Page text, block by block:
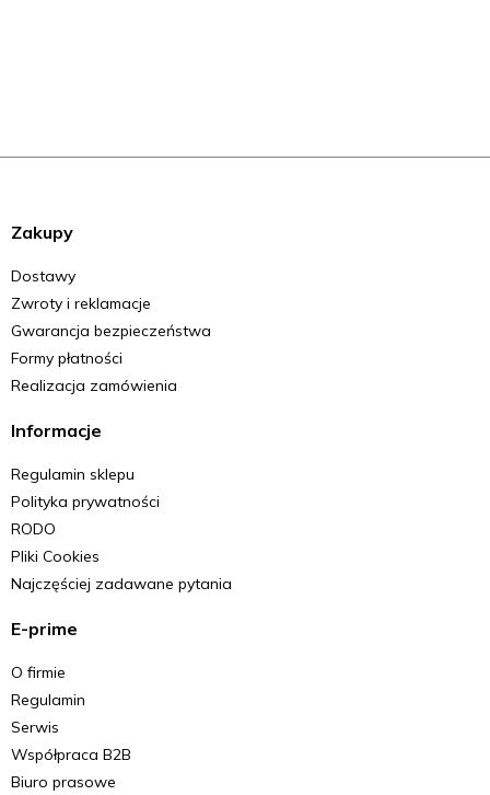
Zakupy
Dostawy
Zwroty i reklamacje
Gwarancja bezpieczeństwa
Formy płatności
Realizacja zamówienia
Informacje
Regulamin sklepu
Polityka prywatności
RODO
Pliki Cookies
Najczęściej zadawane pytania
E-prime
O firmie
Regulamin
Serwis
Współpraca B2B
Biuro prasowe